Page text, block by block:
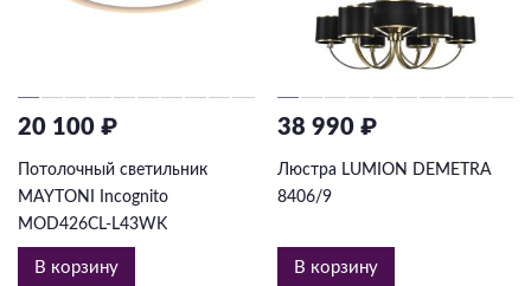
20 100 ₽
Потолочный светильник
MAYTONI Incognito
MOD426CL-L43WK
В корзину
38 990 ₽
Люстра LUMION DEMETRA
8406/9
В корзину